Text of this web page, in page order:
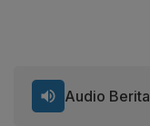
Audio Berita